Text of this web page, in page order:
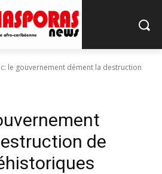
le gouvernement dément la destruction
de